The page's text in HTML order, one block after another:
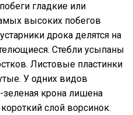
гладкие или
высоких побегов
дрока делятся на
Стебли усыпаны
Листовые пластинки
У одних видов
зеленая крона лишена
слой ворсинок.